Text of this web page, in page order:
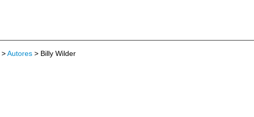
>Autores > Billy Wilder